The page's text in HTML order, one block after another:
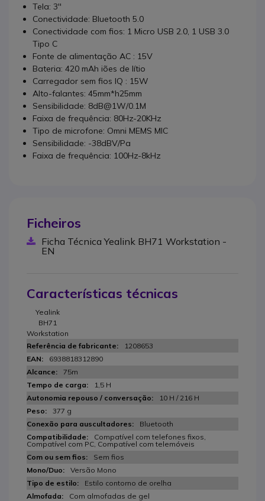
Tela: 3''
Conectividade: Bluetooth 5.0
Conectividade com fios: 1 Micro USB 2.0, 1 USB 3.0
Tipo C
Fonte de alimentação AC : 15V
Bateria: 420 mAh iões de lítio
Carregador sem fios IQ : 15W
Alto-falantes: 45mm*h25mm
Sensibilidade: 8dB@1W/0.1M
Faixa de frequência: 80Hz-20KHz
Tipo de microfone: Omni MEMS MIC
Sensibilidade: -38dBV/Pa
Faixa de frequência: 100Hz-8kHz
Ficheiros
Ficha Técnica Yealink BH71 Workstation -
EN
Características técnicas
Yealink
BH71
Workstation
1208653
6938818312890
75m
1,5 H
10 H / 216 H
377 g
Bluetooth
Compatível com telefones fixos,
Compatível com PC, Compatível com telemóveis
Sem fios
Versão Mono
Estilo contorno de orelha
Com almofadas de gel